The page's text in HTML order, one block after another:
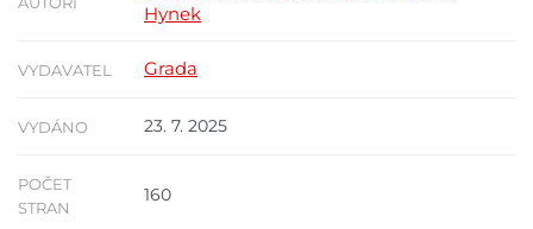
Hynek
VYDAVATEL Grada
VYDÁNO 23. 7. 2025
POČET
STRAN
160